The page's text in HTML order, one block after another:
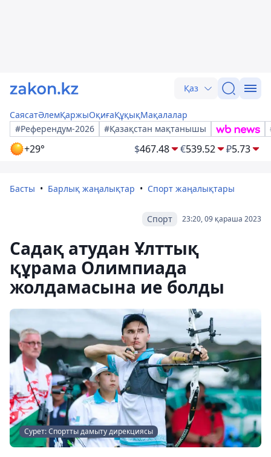
Қаз
СаясатӘлемҚаржыОқиғаҚұқықМақалалар
#Референдум-2026
#Қазақстан мақтанышы
+29° $467.48 €539.52 ₽5.73
Басты Барлық жаңалықтар Спорт жаңалықтары
23:20, 09 қараша 2023
Спорт
Садақ атудан Ұлттық
құрама Олимпиада
жолдамасына ие болды
Сурет: Спортты дамыту дирекциясы